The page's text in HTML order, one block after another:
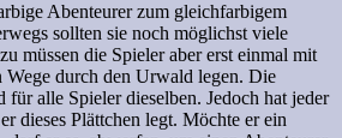
Abenteurer zum gleichfarbigem
sollten sie noch möglichst viele
müssen die Spieler aber erst einmal mit
Wege durch den Urwald legen. Die
für alle Spieler dieselben. Jedoch hat jeder
dieses Plättchen legt. Möchte er ein